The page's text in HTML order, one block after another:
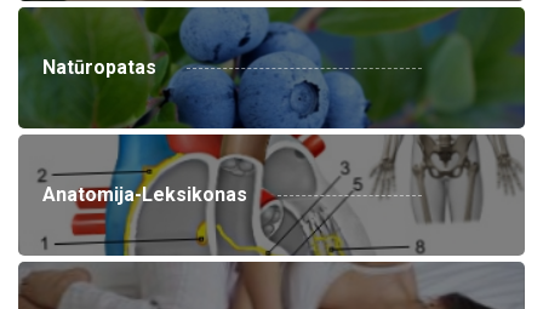
Natūropatas
Anatomija-Leksikonas